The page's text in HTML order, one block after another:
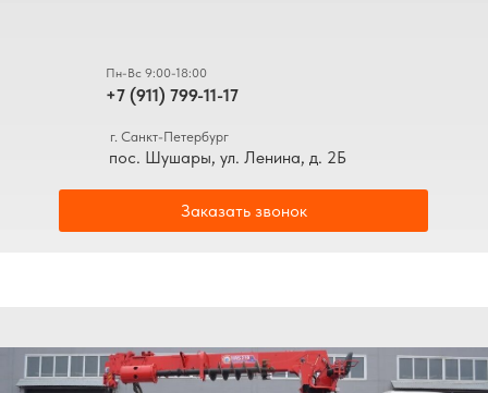
+7 (911) 799-11-17
Пн-Вс 9:00-18:00
Заказать звонок
пос. Шушары, ул. Ленина, д. 2Б
г. Санкт-Петербург